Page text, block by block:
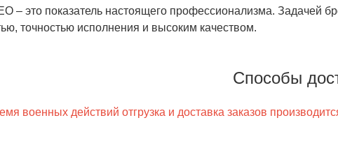
– это показатель настоящего профессионализма. Задачей
точностью исполнения и высоким качеством.
Способы
военных действий отгрузка и доставка заказов